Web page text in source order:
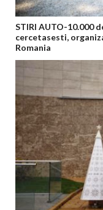
STIRI AUTO-10.000
cercetasesti,
Romania